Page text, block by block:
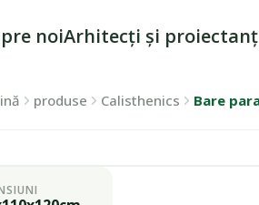
noiArhitecți și
produse Calisthenics Bare
în